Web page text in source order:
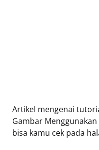
Artikel mengenai
Gambar
bisa kamu cek pada